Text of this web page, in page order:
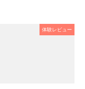
体験レビュー